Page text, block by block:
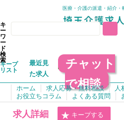
医療・介護の派遣・紹介・
キ
ー
ワ
ー
ド
検
索
キープ
リスト
最近見
た求人
チャット
で相談
ホーム 求人応募・無料相談
人
お役立ちコラム
よくある質問
求人詳細 キープする